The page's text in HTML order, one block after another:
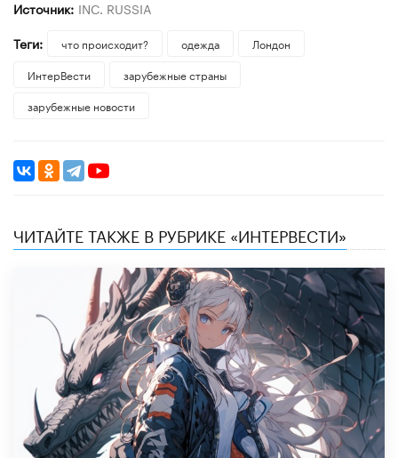
Источник: INC. RUSSIA
Теги:
что происходит? одежда
Лондон
ИнтерВести
зарубежные страны
зарубежные новости
ЧИТАЙТЕ ТАКЖЕ В РУБРИКЕ «ИНТЕРВЕСТИ»